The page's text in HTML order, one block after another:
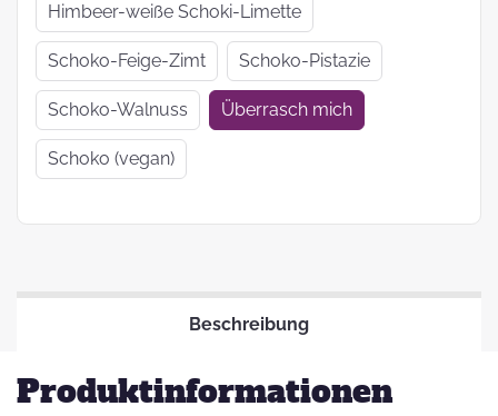
Himbeer-weiße Schoki-Limette
Schoko-Feige-Zimt Schoko-Pistazie
Schoko-Walnuss Überrasch mich
Schoko (vegan)
Beschreibung
Produktinformationen